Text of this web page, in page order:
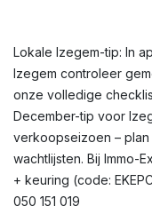
Lokale Izegem-tip: In
Izegem controleer
onze volledige
December-tip voor
verkoopseizoen –
wachtlijsten. Bij Immo-
+ keuring (code:
050 151 019